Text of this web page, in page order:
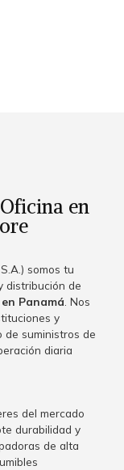
en
somos tu
distribución de
Panamá. Nos
y
de suministros de
diaria
del mercado
durabilidad y
de alta